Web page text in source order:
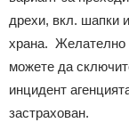
дрехи, вкл. шапки
храна. Желателно
можете да
инцидент
застрахован.